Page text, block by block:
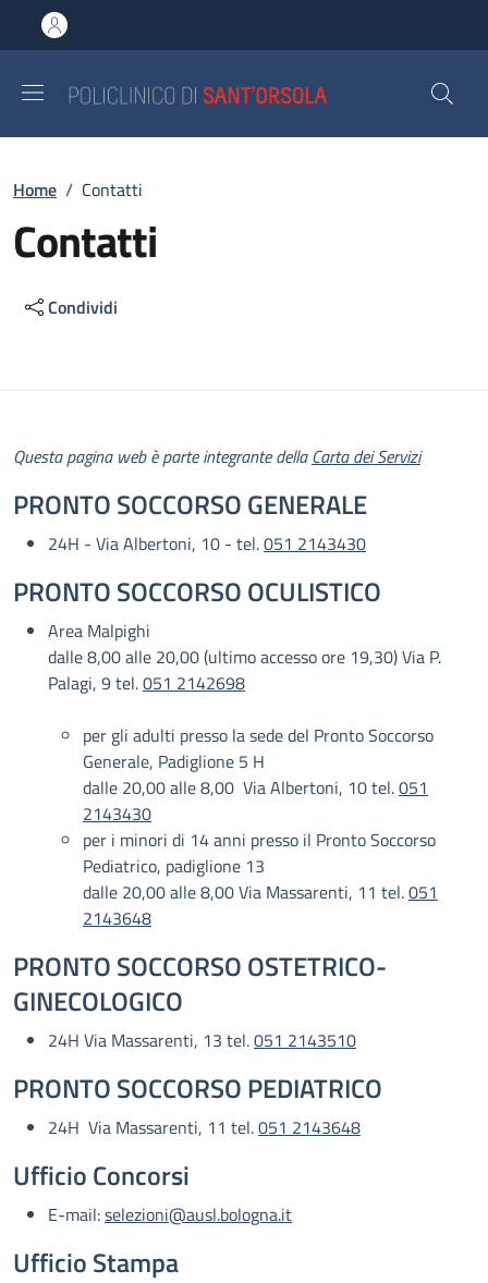
al contenuto principale
to footer content
Briciole di pane
Home / Contatti
Contatti
Condividi
Descrizione
Questa pagina web è parte integrante dellaCarta dei Servizi
PRONTO SOCCORSO GENERALE
24H - Via Albertoni, 10 - tel.051 2143430
PRONTO SOCCORSO OCULISTICO
Area Malpighi
dalle 8,00 alle 20,00 (ultimo accesso ore 19,30) Via P.
Palagi, 9 tel.051 2142698
per gli adulti presso la sede del Pronto Soccorso
Generale, Padiglione 5 H
dalle 20,00 alle 8,00 Via Albertoni, 10 tel.051
2143430
per i minori di 14 anni presso il Pronto Soccorso
Pediatrico, padiglione 13
dalle 20,00 alle 8,00 Via Massarenti, 11 tel.051
2143648
PRONTO SOCCORSO OSTETRICO-
GINECOLOGICO
24H Via Massarenti, 13 tel.051 2143510
PRONTO SOCCORSO PEDIATRICO
24H Via Massarenti, 11 tel.051 2143648
Ufficio Concorsi
E-mail:selezioni@ausl.bologna.it
Ufficio Stampa